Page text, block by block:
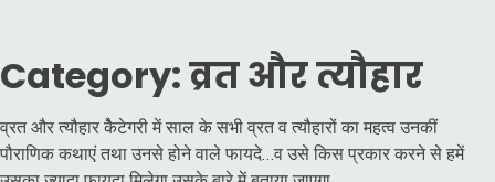
Category:व्रत और त्यौहार
व्रत और त्यौहार केैटेगरी में साल के सभी व्रत व त्यौहारों का महत्व उनकीं
पौराणिक कथाएं तथा उनसे होने वाले फायदे…व उसे किस प्रकार करने से हमें